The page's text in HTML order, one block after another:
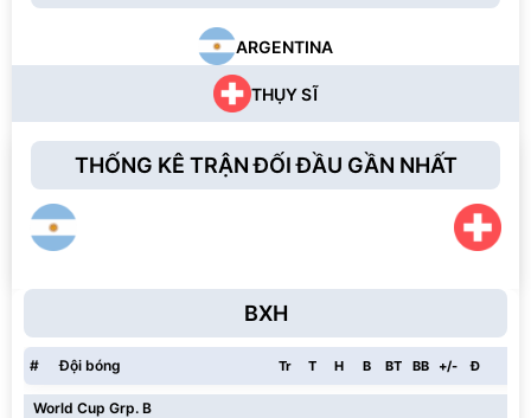
ARGENTINA
THỤY SĨ
THỐNG KÊ TRẬN ĐỐI ĐẦU GẦN NHẤT
BXH
# Đội bóng Tr T H B BT BB +/- Đ
World Cup Grp. B